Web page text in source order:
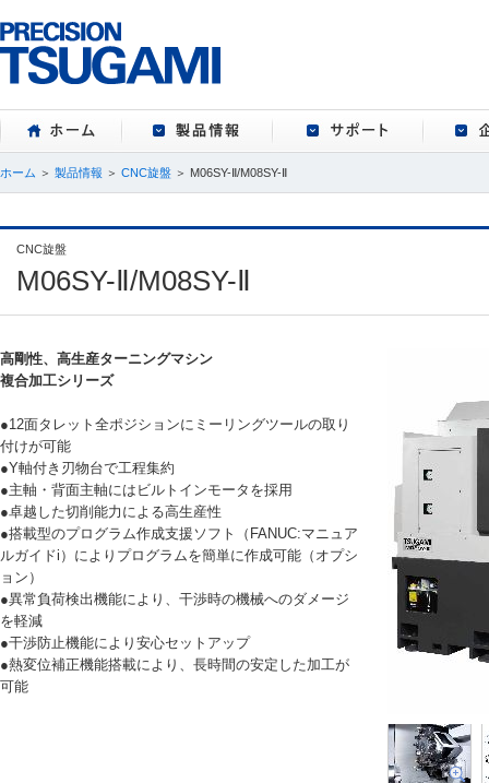
ホーム ＞ 製品情報 ＞ CNC旋盤 ＞ M06SY-Ⅱ/M08SY-Ⅱ
CNC旋盤
M06SY-Ⅱ/M08SY-Ⅱ
高剛性、高生産ターニングマシン
複合加工シリーズ
●12面タレット全ポジションにミーリングツールの取り
付けが可能
●Y軸付き刃物台で工程集約
●主軸・背面主軸にはビルトインモータを採用
●卓越した切削能力による高生産性
●搭載型のプログラム作成支援ソフト（FANUC:マニュア
ルガイドi）によりプログラムを簡単に作成可能（オプシ
ョン）
●異常負荷検出機能により、干渉時の機械へのダメージ
を軽減
●干渉防止機能により安心セットアップ
●熱変位補正機能搭載により、長時間の安定した加工が
可能